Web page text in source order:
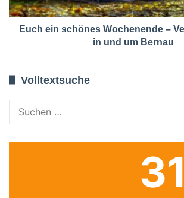
Euch ein schönes Wochenende –
in und um Bernau
Volltextsuche
31